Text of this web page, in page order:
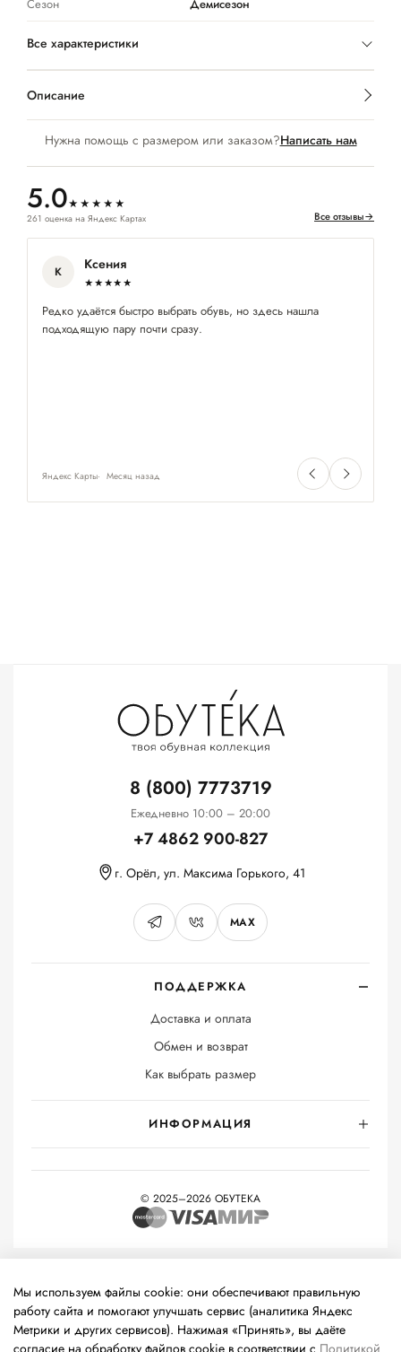
Нужна помощь с размером или заказом?Написать нам
5.0★★★★★
261 оценка на Яндекс Картах Все отзывы→
К Ксения
★★★★★
Редко удаётся быстро выбрать обувь, но здесь нашла
подходящую пару почти сразу.
Яндекс Карты Месяц назад
Сезон
Демисезон
Все характеристики
Описание
ПОДДЕРЖКА
Доставка и оплата
Обмен и возврат
Как выбрать размер
ИНФОРМАЦИЯ
8 (800) 7773719
Ежедневно 10:00 – 20:00
+7 4862 900-827
г. Орёл, ул. Максима Горького, 41
MAX
© 2025–2026 ОБУТЕКА
технологии
(информационные технологии предоставления
информации на основе сбора, систематизации и анализа
сведений, относящихся к предпочтениям пользователей сети
«Интернет», находящихся на территории Российской
Мы используем файлы cookie: они обеспечивают правильную
работу сайта и помогают улучшать сервис (аналитика Яндекс
Метрики и других сервисов). Нажимая «Принять», вы даёте